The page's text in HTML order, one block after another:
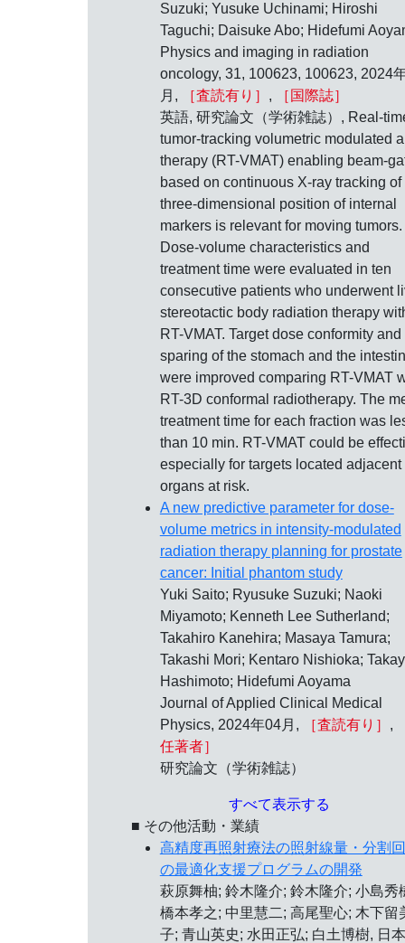
Suzuki; Yusuke Uchinami; Hiroshi
Taguchi; Daisuke Abo; Hidefumi
Physics and imaging in radiation
oncology, 31, 100623, 100623, 2024
月,
［査読有り］ ,
［国際誌］
英語, 研究論文（学術雑誌）, Real-
tumor-tracking volumetric modulated
therapy (RT-VMAT) enabling beam-
based on continuous X-ray tracking of
three-dimensional position of internal
markers is relevant for moving tumors.
Dose-volume characteristics and
treatment time were evaluated in ten
consecutive patients who underwent
stereotactic body radiation therapy
RT-VMAT. Target dose conformity and
sparing of the stomach and the
were improved comparing RT-VMAT
RT-3D conformal radiotherapy. The
treatment time for each fraction was
than 10 min. RT-VMAT could be
especially for targets located adjacent
organs at risk.
A new predictive parameter for dose‐
volume metrics in intensity‐modulated
radiation therapy planning for prostate
cancer: Initial phantom study
Yuki Saito; Ryusuke Suzuki; Naoki
Miyamoto; Kenneth Lee Sutherland;
Takahiro Kanehira; Masaya Tamura;
Takashi Mori; Kentaro Nishioka;
Hashimoto; Hidefumi Aoyama
Journal of Applied Clinical Medical
Physics, 2024年04月,
［査読有り］ ,
任著者］
研究論文（学術雑誌）
すべて表示する
■ その他活動・業績
高精度再照射療法の照射線量・分割
の最適化支援プログラムの開発
萩原舞柚; 鈴木隆介; 鈴木隆介; 小島秀
橋本孝之; 中里慧二; 高尾聖心; 木下留
子; 青山英史; 水田正弘; 白土博樹, 日